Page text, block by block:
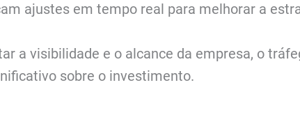
ajustes em tempo real para melhorar a
a visibilidade e o alcance da empresa, o
sobre o investimento.